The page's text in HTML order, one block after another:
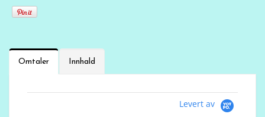
Omtaler Innhald
Levert av